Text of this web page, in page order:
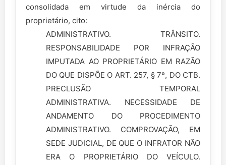
consolidada em virtude da inércia do
proprietário, cito:
ADMINISTRATIVO. TRÂNSITO.
RESPONSABILIDADE POR INFRAÇÃO
IMPUTADA AO PROPRIETÁRIO EM RAZÃO
DO QUE DISPÕE O ART. 257, § 7º, DO CTB.
PRECLUSÃO TEMPORAL
ADMINISTRATIVA. NECESSIDADE DE
ANDAMENTO DO PROCEDIMENTO
ADMINISTRATIVO. COMPROVAÇÃO, EM
SEDE JUDICIAL, DE QUE O INFRATOR NÃO
ERA O PROPRIETÁRIO DO VEÍCULO.